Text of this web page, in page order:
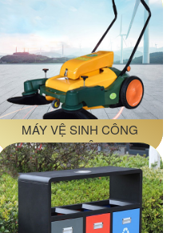
MÁY VỆ SINH CÔNG
NGHIỆP